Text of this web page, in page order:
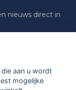
nieuws direct in
aan u wordt
mogelijke